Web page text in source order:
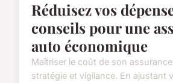
Réduisez vos
conseils pour une
auto économique
Maîtriser le coût de son
stratégie et vigilance. En ajustant